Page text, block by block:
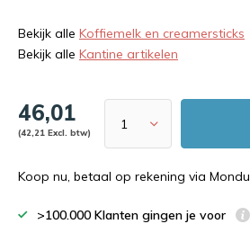
Bekijk alle Koffiemelk en creamersticks
Bekijk alle Kantine artikelen
46,01
(42,21 Excl. btw)
Koop nu, betaal op rekening via Mondu
>100.000 Klanten gingen je voor